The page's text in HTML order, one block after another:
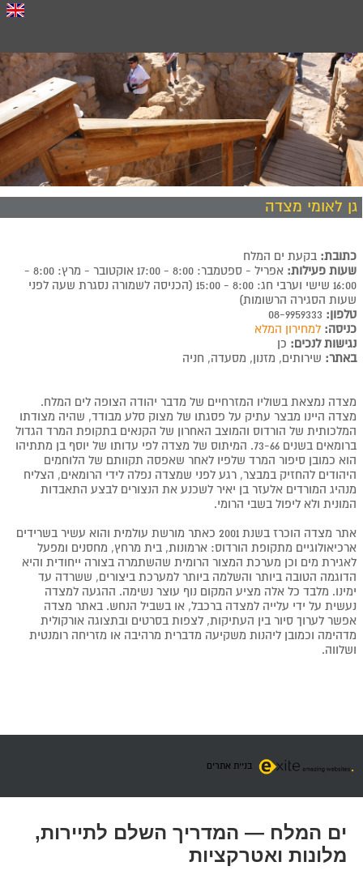
גן לאומי מצדה
כתובת: בקעת ים המלח
שעות פעילות:
אפריל - ספטמבר: 8:00 - 17:00 אוקטובר - מרץ: 8:00 -
16:00 שישי וערבי חג: 8:00 - 15:00 (הכניסה לשמורה נסגרת שעה לפני
שעות הסגירה הרשומות)
טלפון:
כניסה: למחירון המלא
נגישות לנכים: כן
באתר: שירותים, מזנון, מסעדה, חניה
מצדה נמצאת בשוליו המזרחיים של מדבר יהודה הצופה לים המלח.
מצדה היינו מבצר עתיק על פסגתו של מצוק סלע מבודד, שהיה מצודתו
המלכותית של הורדוס והמוצב האחרון של הקנאים בתקופת המרד הגדול
ברומאים בשנים 73-66. המיתוס של מצדה לפי עדותו של יוסף בן מתתיהו
הוא כמובן סיפור המרד שלפיו לאחר שאפסה תקוותם של הלוחמים
היהודים להחזיק במבצר, רגע לפני שמצדה נפלה לידי הרומאים, הצליח
מנהיג המורדים אלעזר בן יאיר לשכנע את הנצורים לבצע התאבדות
המונית ולא ליפול בשבי הרומי.
אתר מצדה הוכרז בשנת 2001 כאתר מורשת עולמית והוא עשיר בשרידים
ארכיאולוגיים מתקופת הורדוס: ארמונות, בית מרחץ, מחסנים ומפעל
לאגירת מים וכן מערכת המצור הרומית שהשתמרה בצורה ייחודית והיא
הדוגמה הטובה ביותר והשלמה ביותר למערכת ביצורים, ששרדה עד
ימינו. מלבד כל אלה מציע המקום נוף עוצר נשימה. ההגעה למצדה
נעשית על ידי עלייה למצדה ברכבל, או בשביל הנחש. באתר מצדה
אפשר לערוך סיור בין העתיקות, לצפות בסרטים ובתצוגה אורקולית
מדהימה וכמובן ליהנות משקיעה מדברית מרהיבה או מזריחה רומנטית
ושלווה.
בניית אתרים
ים המלח — המדריך השלם לתיירות,
מלונות ואטרקציות